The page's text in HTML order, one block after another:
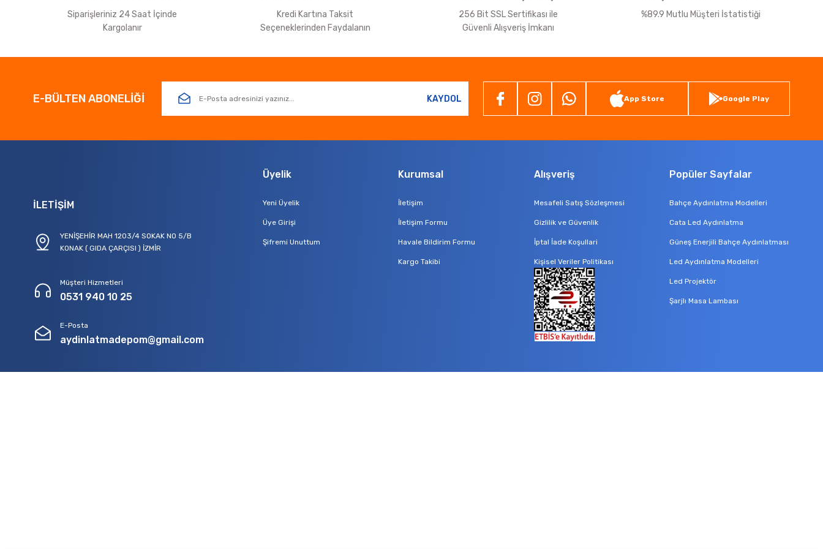
Siparişleriniz 24 Saat İçinde
Kargolanır
Kredi Kartına Taksit
Seçeneklerinden Faydalanın
256 Bit SSL Sertifikası ile
Güvenli Alışveriş İmkanı
%89.9 Mutlu Müşteri İstatistiği
E-BÜLTEN ABONELİĞİ KAYDOL App Store Google Play
İLETİŞİM
YENİŞEHİR MAH 1203/4 SOKAK NO 5/B
KONAK ( GIDA ÇARÇISI ) İZMİR
Müşteri Hizmetleri
0531 940 10 25
E-Posta
aydinlatmadepom@gmail.com
Üyelik
Yeni Üyelik
Üye Girişi
Şifremi Unuttum
Kurumsal
İletişim
İletişim Formu
Havale Bildirim Formu
Kargo Takibi
Alışveriş
Mesafeli Satış Sözleşmesi
Gizlilik ve Güvenlik
İptal İade Koşullari
Kişisel Veriler Politikası
Popüler Sayfalar
Bahçe Aydınlatma Modelleri
Cata Led Aydınlatma
Güneş Enerjili Bahçe Aydınlatması
Led Aydınlatma Modelleri
Led Projektör
Şarjlı Masa Lambası